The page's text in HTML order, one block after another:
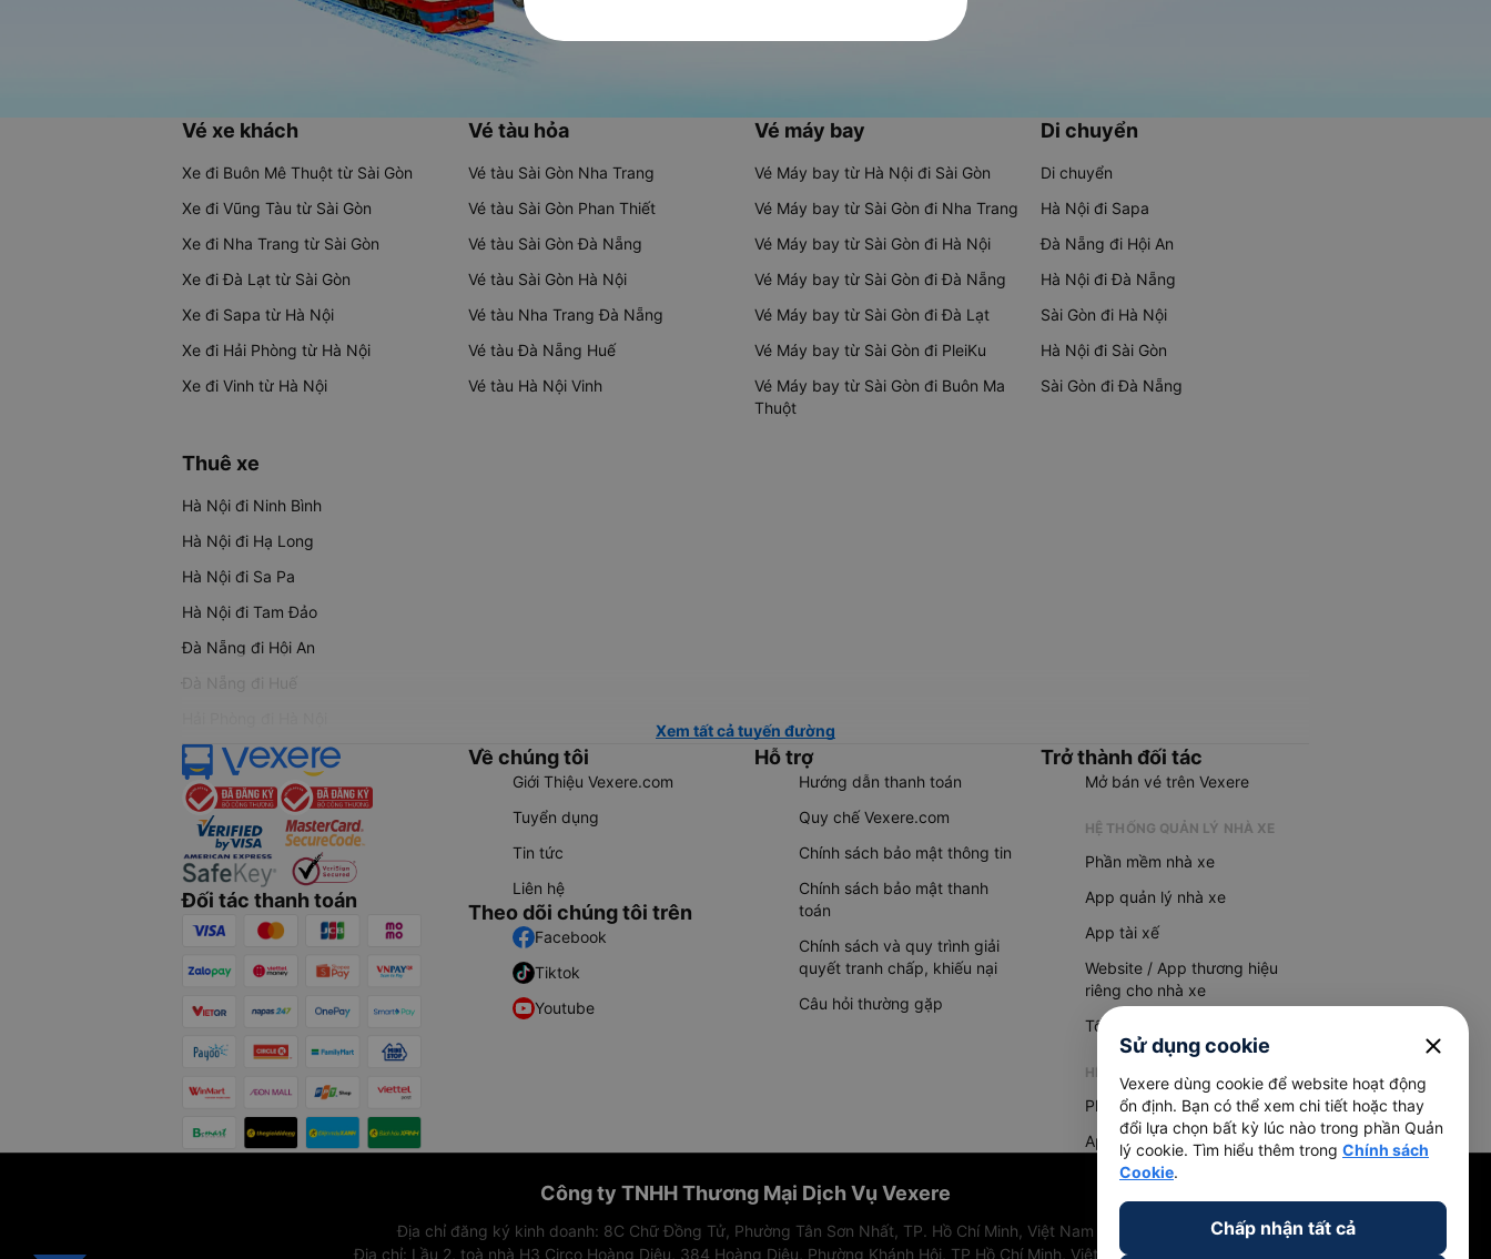
Vé xe khách
Xe đi Buôn Mê Thuột từ Sài Gòn
Xe đi Vũng Tàu từ Sài Gòn
Xe đi Nha Trang từ Sài Gòn
Xe đi Đà Lạt từ Sài Gòn
Xe đi Sapa từ Hà Nội
Xe đi Hải Phòng từ Hà Nội
Xe đi Vinh từ Hà Nội
Vé tàu hỏa
Vé tàu Sài Gòn Nha Trang
Vé tàu Sài Gòn Phan Thiết
Vé tàu Sài Gòn Đà Nẵng
Vé tàu Sài Gòn Hà Nội
Vé tàu Nha Trang Đà Nẵng
Vé tàu Đà Nẵng Huế
Vé tàu Hà Nội Vinh
Vé máy bay
Vé Máy bay từ Hà Nội đi Sài Gòn
Vé Máy bay từ Sài Gòn đi Nha Trang
Vé Máy bay từ Sài Gòn đi Hà Nội
Vé Máy bay từ Sài Gòn đi Đà Nẵng
Vé Máy bay từ Sài Gòn đi Đà Lạt
Vé Máy bay từ Sài Gòn đi PleiKu
Vé Máy bay từ Sài Gòn đi Buôn Ma
Thuột
Di chuyển
Di chuyển
Hà Nội đi Sapa
Đà Nẵng đi Hội An
Hà Nội đi Đà Nẵng
Sài Gòn đi Hà Nội
Hà Nội đi Sài Gòn
Sài Gòn đi Đà Nẵng
Thuê xe
Hà Nội đi Ninh Bình
Hà Nội đi Hạ Long
Hà Nội đi Sa Pa
Hà Nội đi Tam Đảo
Đà Nẵng đi Hội An
Đà Nẵng đi Huế
Xem tất cả tuyến đường
Đối tác thanh toán
Về chúng tôi
Giới Thiệu Vexere.com
Tuyển dụng
Tin tức
Liên hệ
Theo dõi chúng tôi trên
Facebook
Tiktok
Youtube
Hỗ trợ
Hướng dẫn thanh toán
Quy chế Vexere.com
Chính sách bảo mật thông tin
Chính sách bảo mật thanh
toán
Chính sách và quy trình giải
quyết tranh chấp, khiếu nại
Câu hỏi thường gặp
Trở thành đối tác
Mở bán vé trên Vexere
HỆ THỐNG QUẢN LÝ NHÀ XE
Phần mềm nhà xe
App quản lý nhà xe
App tài xế
Website / App thương hiệu
riêng cho nhà xe
Tổng đài AI
HỆ THỐNG QUẢN LÝ HÀNG HOÁ
Phần mềm quản lý hàng hoá
App quản lý hàng hoá
Công ty TNHH Thương Mại Dịch Vụ Vexere
Địa chỉ đăng ký kinh doanh: 8C Chữ Đồng Tử, Phường Tân Sơn Nhất, TP. Hồ Chí Minh, Việt Nam
Địa chỉ: Lầu 2, toà nhà H3 Circo Hoàng Diệu, 384 Hoàng Diệu, Phường Khánh Hội, TP Hồ Chí Minh, Việt Nam
Sử dụng cookie close
Vexere dùng cookie để website hoạt động
ổn định. Bạn có thể xem chi tiết hoặc thay
đổi lựa chọn bất kỳ lúc nào trong phần Quản
lý cookie. Tìm hiểu thêm trong Chính sách
Cookie.
Chấp nhận tất cả